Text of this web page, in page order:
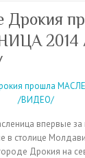
Дрокия
2014
впервые за
в столице
Дрокия на